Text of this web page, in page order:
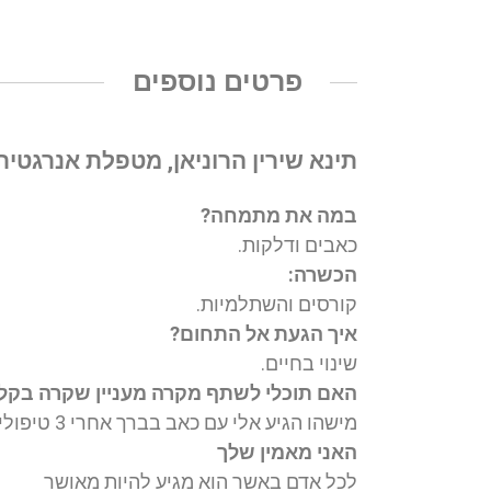
פרטים נוספים
תינא שירין הרוניאן, מטפלת
במה את מתמחה?
כאבים ודלקות.
הכשרה:
קורסים והשתלמיות.
איך הגעת אל התחום?
שינוי בחיים.
האם תוכלי לשתף מקרה מעניין שקרה
מישהו הגיע אלי עם כאב בברך אחרי 3 טיפולים בלבד עבר לו הכאב.
האני מאמין שלך
לכל אדם באשר הוא מגיע להיות מאושר